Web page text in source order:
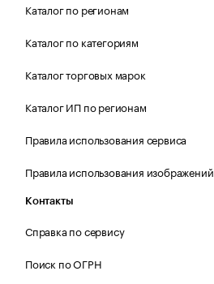
Каталог по регионам
Каталог по категориям
Каталог торговых марок
Каталог ИП по регионам
Правила использования сервиса
Правила использования изображений
Контакты
Справка по сервису
Поиск по ОГРН